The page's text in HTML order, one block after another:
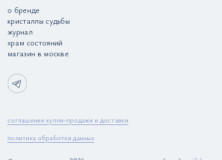
о бренде
кристаллы судьбы
журнал
храм состояний
магазин в москве
соглашение купли-продажи и доставки
политика обработки данных